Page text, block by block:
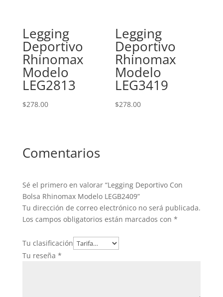
Legging
Deportivo
Rhinomax
Modelo
LEG2813
$278.00
Legging
Deportivo
Rhinomax
Modelo
LEG3419
$278.00
Comentarios
Sé el primero en valorar “Legging Deportivo Con
Bolsa Rhinomax Modelo LEGB2409”
Tu dirección de correo electrónico no será publicada.
Los campos obligatorios están marcados con *
Tu clasificación
Tu reseña *